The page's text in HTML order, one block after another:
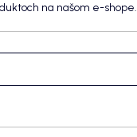
na našom e-shope.